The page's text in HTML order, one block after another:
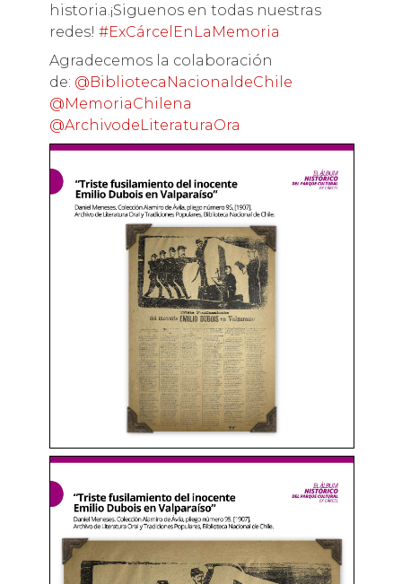
historia.¡Siguenos en todas nuestras
redes! #ExCárcelEnLaMemoria
Agradecemos la colaboración
de: @BibliotecaNacionaldeChile
@MemoriaChilena
@ArchivodeLiteraturaOra